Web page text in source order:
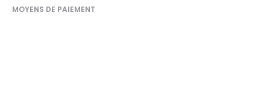
MOYENS DE PAIEMENT